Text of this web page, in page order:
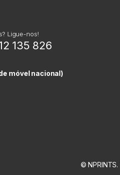
Ligue-nos!
135 826
móvel nacional)
©